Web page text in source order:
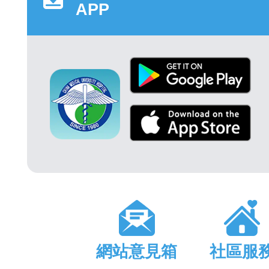
APP
網站意見箱 社區服